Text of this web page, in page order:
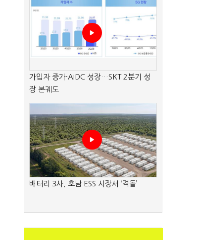
가입자 증가·AIDC 성장…SKT 2분기 성
장 본궤도
배터리 3사, 호남 ESS 시장서 ‘격돌’